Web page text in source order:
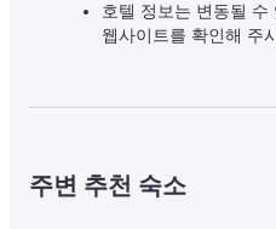
호텔 정보는 변동될 수
웹사이트를 확인해 주
주변 추천 숙소